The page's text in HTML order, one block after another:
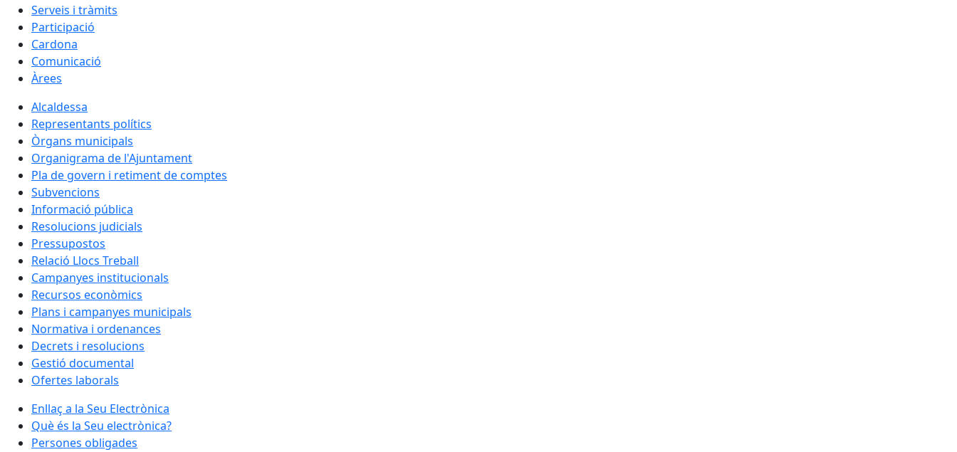
Serveis i tràmits
Participació
Cardona
Comunicació
Àrees
Alcaldessa
Representants polítics
Òrgans municipals
Organigrama de l'Ajuntament
Pla de govern i retiment de comptes
Subvencions
Informació pública
Resolucions judicials
Pressupostos
Relació Llocs Treball
Campanyes institucionals
Recursos econòmics
Plans i campanyes municipals
Normativa i ordenances
Decrets i resolucions
Gestió documental
Ofertes laborals
Enllaç a la Seu Electrònica
Què és la Seu electrònica?
Persones obligades